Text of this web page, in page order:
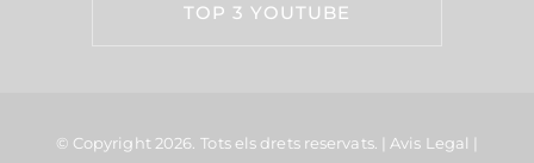
TOP 3 YOUTUBE
© Copyright 2026. Tots els drets reservats. | Avis Legal |